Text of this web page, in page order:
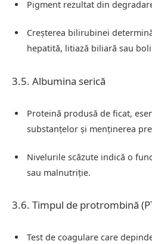
Pigment rezultat din
Creșterea bilirubinei
hepatită, litiază biliară sau
3.5. Albumina serică
Proteină produsă de ficat,
substanțelor și menținerea
Nivelurile scăzute indică o
sau malnutriție.
3.6. Timpul de protrombină
Test de coagulare care